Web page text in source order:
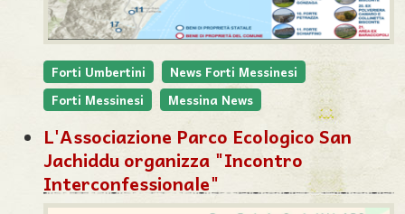
Forti Umbertini
News Forti Messinesi
Forti Messinesi
Messina News
L'Associazione Parco Ecologico San
Jachiddu organizza "Incontro
Interconfessionale"